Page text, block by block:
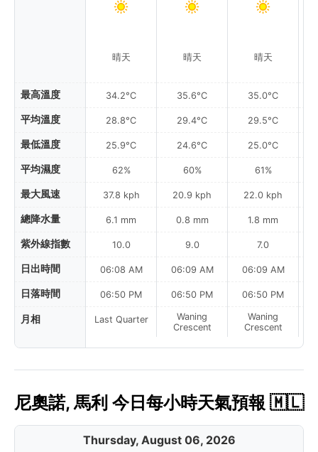
最高溫度
平均溫度
最低溫度
平均濕度
最大風速
總降水量
紫外線指數
日出時間
日落時間
月相
晴天
34.2°C
28.8°C
25.9°C
62%
37.8 kph
6.1 mm
10.0
06:08 AM
06:50 PM
Last Quarter
晴天
35.6°C
29.4°C
24.6°C
60%
20.9 kph
0.8 mm
9.0
06:09 AM
06:50 PM
Waning
Crescent
晴天
35.0°C
29.5°C
25.0°C
61%
22.0 kph
1.8 mm
7.0
06:09 AM
06:50 PM
Waning
Crescent
尼奧諾, 馬利 今日每小時天氣預報 🇲🇱
Thursday, August 06, 2026